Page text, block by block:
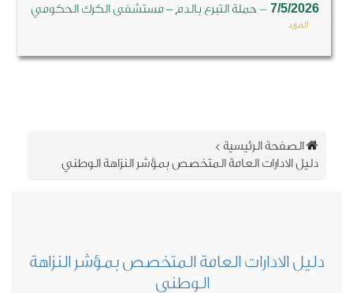
7/5/2026
-حملة التبرع بالدم – مستشفى الكرك الحكومي
الصفحة الرئيسية>
دليل الادارات العامة المتخصص بمؤشر النزاهة الوطني
الادارات العامة المتخصص بمؤشر النزاهة
الوطني